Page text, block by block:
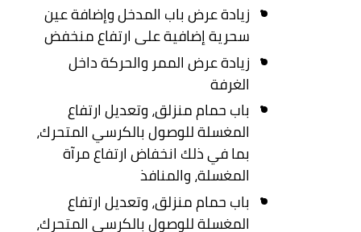
زيادة عرض باب المدخل وإضافة عين
سحرية إضافية على ارتفاع منخفض
زيادة عرض الممر والحركة داخل
الغرفة
باب حمام منزلق، وتعديل ارتفاع
المغسلة للوصول بالكرسي المتحرك،
بما في ذلك انخفاض ارتفاع مرآة
المغسلة، والمنافذ
باب حمام منزلق، وتعديل ارتفاع
المغسلة للوصول بالكرسي المتحرك،